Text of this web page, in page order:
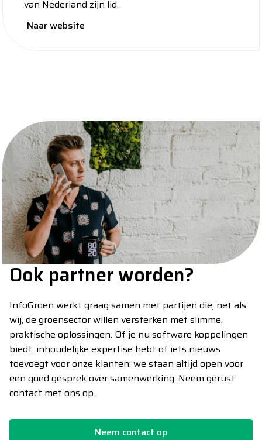
van Nederland zijn lid.
Naar website
Ook partner worden?
InfoGroen werkt graag samen met partijen die, net als
wij, de groensector willen versterken met slimme,
praktische oplossingen. Of je nu software koppelingen
biedt, inhoudelijke expertise hebt of iets nieuws
toevoegt voor onze klanten: we staan altijd open voor
een goed gesprek over samenwerking. Neem gerust
contact met ons op.
Neem contact op